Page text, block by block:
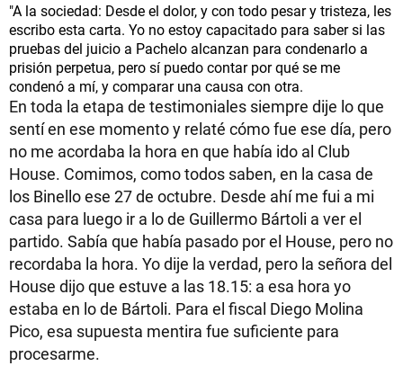
"A la sociedad: Desde el dolor, y con todo pesar y tristeza, les
escribo esta carta. Yo no estoy capacitado para saber si las
pruebas del juicio a Pachelo alcanzan para condenarlo a
prisión perpetua, pero sí puedo contar por qué se me
condenó a mí, y comparar una causa con otra.
En toda la etapa de testimoniales siempre dije lo que
sentí en ese momento y relaté cómo fue ese día, pero
no me acordaba la hora en que había ido al Club
House. Comimos, como todos saben, en la casa de
los Binello ese 27 de octubre. Desde ahí me fui a mi
casa para luego ir a lo de Guillermo Bártoli a ver el
partido. Sabía que había pasado por el House, pero no
recordaba la hora. Yo dije la verdad, pero la señora del
House dijo que estuve a las 18.15: a esa hora yo
estaba en lo de Bártoli. Para el fiscal Diego Molina
Pico, esa supuesta mentira fue suficiente para
procesarme.